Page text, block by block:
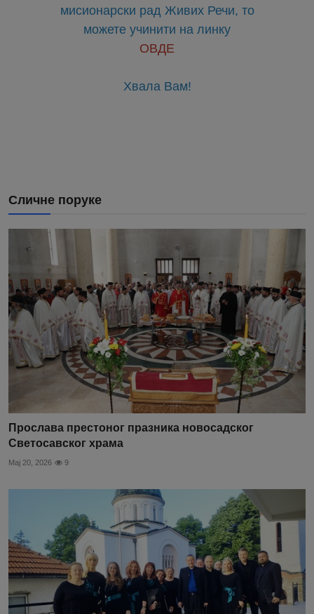
мисионарски рад Живих Речи, то
можете учинити на линку
ОВДЕ
Хвала Вам!
Сличне поруке
Прослава престоног празника новосадског
Светосавског храма
Мај 20, 2026 9